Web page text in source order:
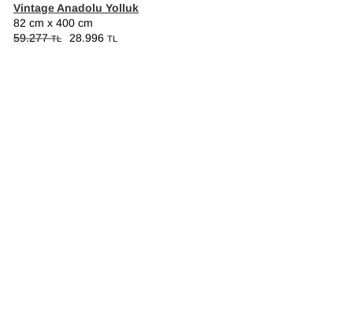
Vintage Anadolu Yolluk
82 cm x 400 cm
59.277TL 28.996 TL